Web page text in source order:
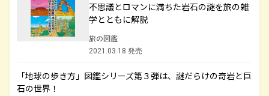
不思議とロマンに満ちた岩石の謎を旅の雑
学とともに解説
旅の図鑑
2021.03.18 発売
「地球の歩き方」図鑑シリーズ第３弾は、謎だらけの奇岩と巨
石の世界！